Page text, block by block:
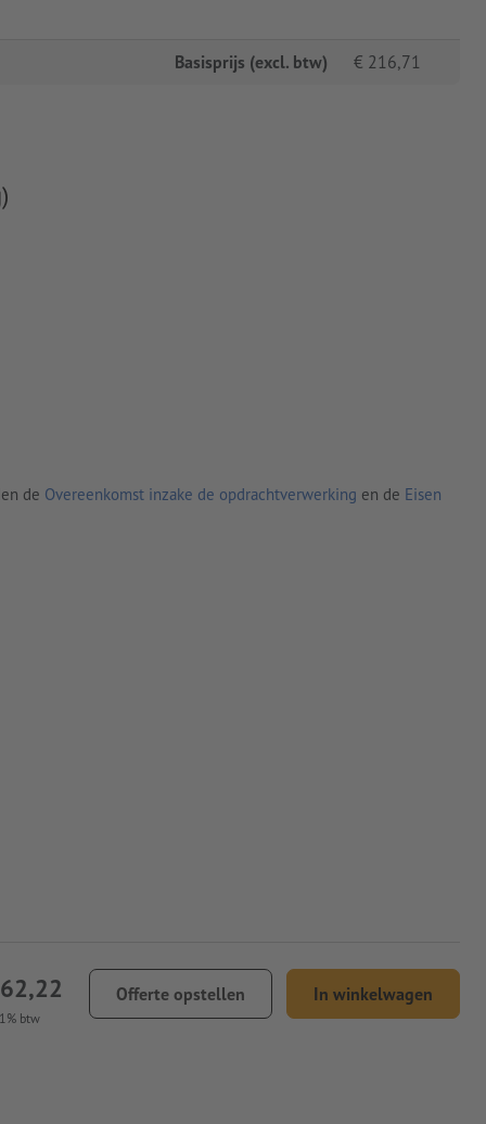
Basisprijs (excl. btw) € 216,71
de Overeenkomst inzake de opdrachtverwerking en de Eisen
btw
Offerte opstellen In winkelwagen